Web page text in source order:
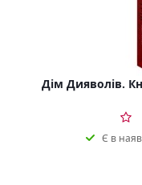
Дім Дияволів.
Є в